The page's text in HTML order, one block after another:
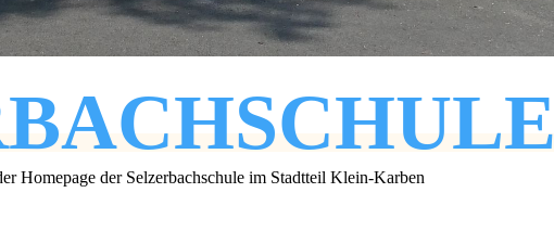
Homepage der Selzerbachschule im Stadtteil Klein-Karben